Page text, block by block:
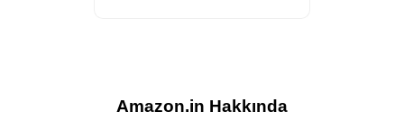
Amazon.in Hakkında